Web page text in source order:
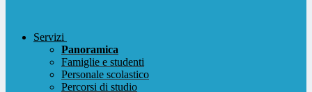
Servizi
Panoramica
Famiglie e studenti
Personale scolastico
Percorsi di studio